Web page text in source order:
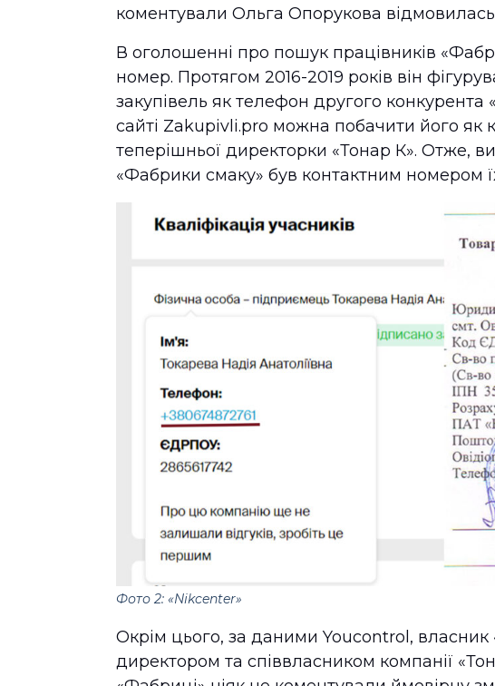
коментували Ольга Опорукова
В оголошенні про пошук працівників
номер. Протягом 2016-2019 років він
закупівель як телефон другого
сайті Zakupivli.pro можна побачити його як
теперішньої директорки «Тонар К». Отже,
«Фабрики смаку» був контактним номером
Фото 2: «Nikcenter»
Окрім цього, за даними Youcontrol, власник
директором та співвласником компанії